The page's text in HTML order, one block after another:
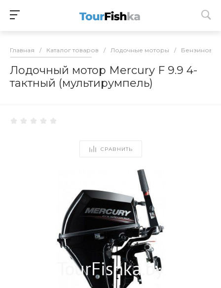
Главная / Каталог товаров / Лодочные моторы /
Лодочный мотор Mercury F 9.9 4-
тактный (мультирумпель)
СРАВНИТЬ